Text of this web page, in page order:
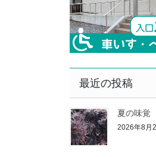
最近の投稿
夏の味覚
2026年8月